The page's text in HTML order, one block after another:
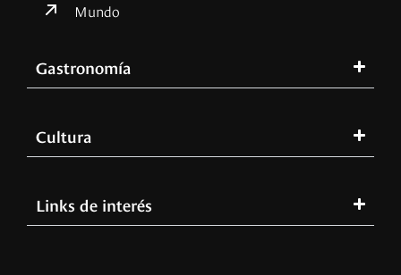
Mundo
Gastronomía
Cultura
Links de interés